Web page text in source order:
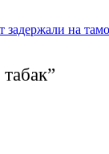
задержали на